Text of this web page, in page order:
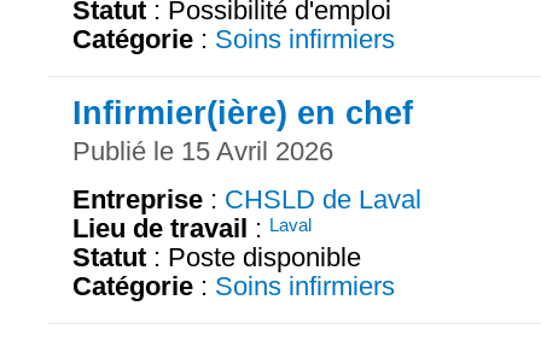
Statut : Possibilité d'emploi
Catégorie : Soins infirmiers
Infirmier(ière) en chef
Publié le 15 Avril 2026
Entreprise : CHSLD de Laval
Lieu de travail : Laval
Statut : Poste disponible
Catégorie : Soins infirmiers